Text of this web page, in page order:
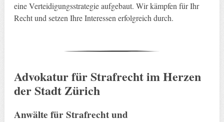
eine Verteidigungsstrategie aufgebaut. Wir kämpfen für Ihr
Recht und setzen Ihre Interessen erfolgreich durch.
Advokatur für Strafrecht im Herzen
der Stadt Zürich
Anwälte für Strafrecht und